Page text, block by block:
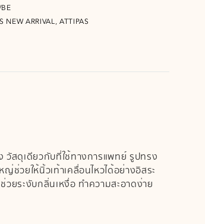
NEW ARRIVAL, ATTIPAS
วัสดุเดียวกับที่ใช้ทางการแพทย์ รูปทรง
ช่วยให้นิ้วเท้าเคลื่อนไหวได้อย่างอิสระ
วยระงับกลิ่นเหงื่อ ทำความสะอาดง่าย